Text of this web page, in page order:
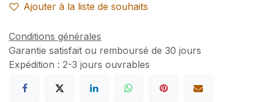
Ajouter à la liste de souhaits
Conditions générales
Garantie satisfait ou remboursé de 30 jours
Expédition : 2-3 jours ouvrables